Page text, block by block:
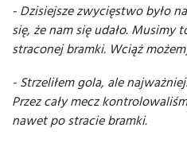
- Dzisiejsze zwycięstwo było
się, że nam się udało. Musimy
straconej bramki. Wciąż
- Strzeliłem gola, ale
Przez cały mecz
nawet po stracie bramki.